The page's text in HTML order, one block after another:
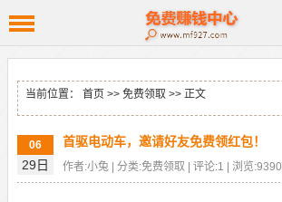
当前位置： 首页 >> 免费领取 >> 正文
06
29日
首驱电动车，邀请好友免费领红包！
作者:小兔 | 分类:免费领取 | 评论:1 | 浏览:9390